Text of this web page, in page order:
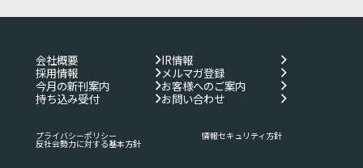
会社概要
IR情報
採用情報
メルマガ登録
今月の新刊案内
お客様へのご案内
持ち込み受付
お問い合わせ
プライバシーポリシー 情報セキュリティ方針
反社会勢力に対する基本方針